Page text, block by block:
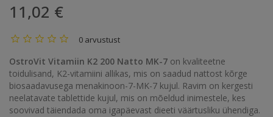
11,02 €
0 arvustust
OstroVit Vitamiin K2 200 Natto MK-7 on kvaliteetne
toidulisand, K2-vitamiini allikas, mis on saadud nattost kõrge
biosaadavusega menakinoon-7-MK-7 kujul. Ravim on kergesti
neelatavate tablettide kujul, mis on mõeldud inimestele, kes
soovivad täiendada oma igapäevast dieeti väärtusliku ühendiga.